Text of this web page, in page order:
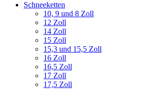
Schneeketten
10, 9 und 8 Zoll
12 Zoll
14 Zoll
15 Zoll
15,3 und 15,5 Zoll
16 Zoll
16,5 Zoll
17 Zoll
17,5 Zoll